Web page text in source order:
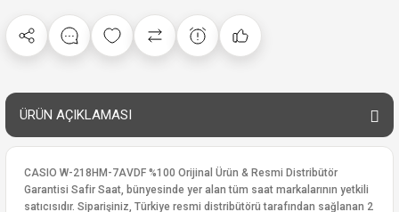
ÜRÜN AÇIKLAMASI
CASIO W-218HM-7AVDF %100 Orijinal Ürün & Resmi Distribütör
Garantisi Safir Saat, bünyesinde yer alan tüm saat markalarının yetkili
satıcısıdır. Siparişiniz, Türkiye resmi distribütörü tarafından sağlanan 2